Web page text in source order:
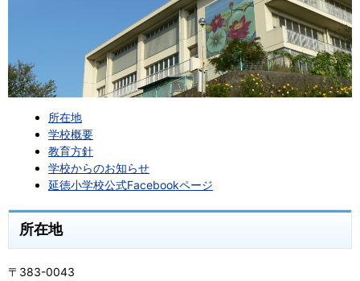
所在地
学校概要
教育方針
学校からのお知らせ
延徳小学校公式Facebookページ
所在地
〒383-0043